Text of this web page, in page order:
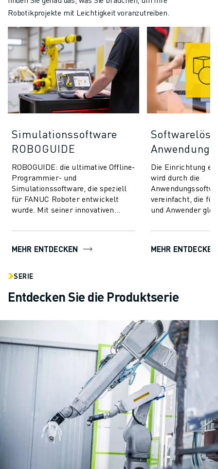
Robotikprojekte mit Leichtigkeit voranzutreiben.
Simulationssoftware
ROBOGUIDE
ROBOGUIDE: die ultimative Offline-
Programmier- und
Simulationssoftware, die speziell
für FANUC Roboter entwickelt
wurde. Mit seiner innovativen
ROBOGUIDE den Anwendern die
MEHR ENTDECKEN
Die Einrichtung
wird durch die
vereinfacht, die
und Anwender
Softwarelösungen
MEHR ENTDECKEN
SERIE
Entdecken Sie die Produktserie